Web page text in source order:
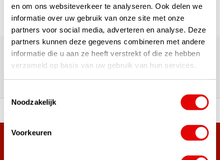
en om ons websiteverkeer te analyseren. Ook delen we
informatie over uw gebruik van onze site met onze
partners voor social media, adverteren en analyse. Deze
partners kunnen deze gegevens combineren met andere
informatie die u aan ze heeft verstrekt of die ze hebben
verzameld op basis van uw gebruik van hun services.
Noodzakelijk
Voorkeuren
Über 180.000 Kunden | Über 5.000 Bewertungen | Trusted
Shops, TrustPilot, Google
Bewertungen: Das sagen unsere
Kunden
Vor 15:00 Uhr bestellt,
Mehr als 38.000 Kunden haben sich bereits